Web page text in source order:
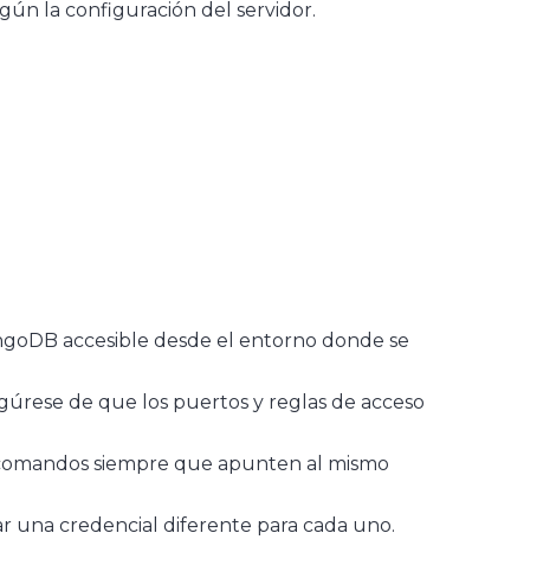
la configuración del servidor.
accesible desde el entorno donde se
de que los puertos y reglas de acceso
siempre que apunten al mismo
una credencial diferente para cada uno.